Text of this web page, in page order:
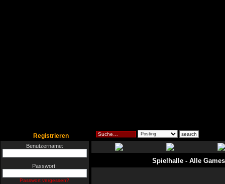
Registrieren
Benutzername:
Passwort:
Passwort vergessen?
Spielhalle - Alle